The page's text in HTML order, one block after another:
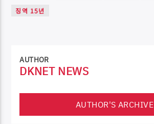
징역 15년
AUTHOR
DKNET NEWS
AUTHOR'S ARCHIVE